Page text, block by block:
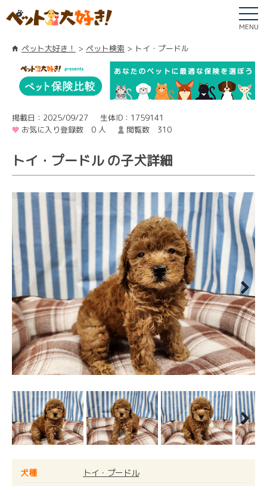
MENU
ペット大好き！ ペット検索 トイ・プードル
掲載日：2025/09/27
生体ID：1759141
お気に入り登録数 0 人
閲覧数 310
トイ・プードル の子犬詳細
Next
Next
犬種
トイ・プードル